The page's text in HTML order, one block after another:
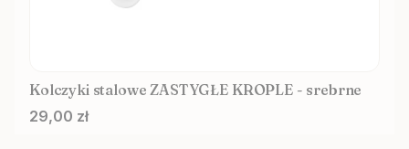
Kolczyki stalowe ZASTYGŁE KROPLE - srebrne
Cena
29,00 zł